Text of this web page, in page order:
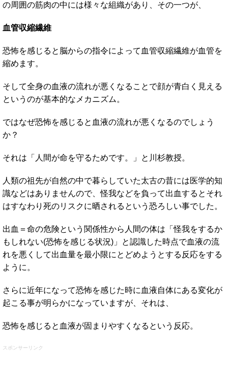
の周囲の筋肉の中には様々な組織があり、その一つが、
血管収縮繊維
恐怖を感じると脳からの指令によって血管収縮繊維が血管を
縮めます。
そして全身の血液の流れが悪くなることで顔が青白く見える
というのが基本的なメカニズム。
ではなぜ恐怖を感じると血液の流れが悪くなるのでしょう
か？
それは「人間が命を守るためです。」と川杉教授。
人類の祖先が自然の中で暮らしていた太古の昔には医学的知
識などはありませんので、怪我などを負って出血するとそれ
はすなわり死のリスクに晒されるという恐ろしい事でした。
出血＝命の危険という関係性から人間の体は「怪我をするか
もしれない(恐怖を感じる状況)」と認識した時点で血液の流
れを悪くして出血量を最小限にとどめようとする反応をする
ように。
さらに近年になって恐怖を感じた時に血液自体にある変化が
起こる事が明らかになっていますが、それは、
恐怖を感じると血液が固まりやすくなるという反応。
スポンサーリンク